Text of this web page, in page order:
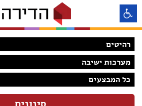
רהיטים
מערכות ישיבה
כל המבצעים
התאמה לקורא מסך
התאמה לעיוורי צבעים